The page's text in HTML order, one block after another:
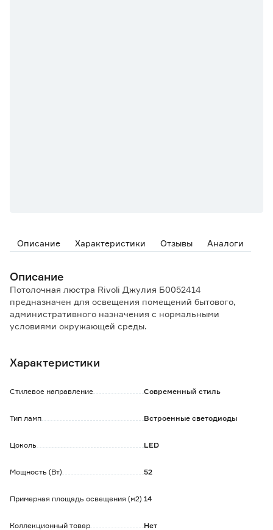
Описание Характеристики Отзывы Аналоги
Описание
Потолочная люстра Rivoli Джулия Б0052414
предназначен для освещения помещений бытового,
административного назначения с нормальными
условиями окружающей среды.
помещений. Близкое расположение к потолку дает
стандартными потолками.
Возможность изменения цветовой температуры
К), «холодный» свет (6000 К). Также можно совмещать 2
Функция ночного освещения со сниженным
Функция диммирования для плавного нарастания
Характеристики
Стилевое направление Современный стиль
Тип ламп Встроенные светодиоды
Цоколь LED
Мощность (Вт) 52
Примерная площадь освещения (м2) 14
Коллекционный товар Нет